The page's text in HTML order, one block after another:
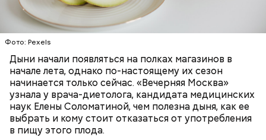
Фото: Pexels
Дыни начали появляться на полках магазинов в
начале лета, однако по-настоящему их сезон
начинается только сейчас. «Вечерняя Москва»
узнала у врача-диетолога, кандидата медицинских
наук Елены Соломатиной, чем полезна дыня, как ее
выбрать и кому стоит отказаться от употребления
в пищу этого плода.
лютеин и зеаксантин — эти каротиноиды
отлично поддерживают наше зрение;
калий — оказывает мочегонное действие,
поддерживает сердечно-сосудистую
систему и предотвращает скачки давления;
магний — помогает калию и не дает сосудам
спазмироваться.
По мнению специалиста, здоровому человеку
достаточно включать щавель в рацион несколько